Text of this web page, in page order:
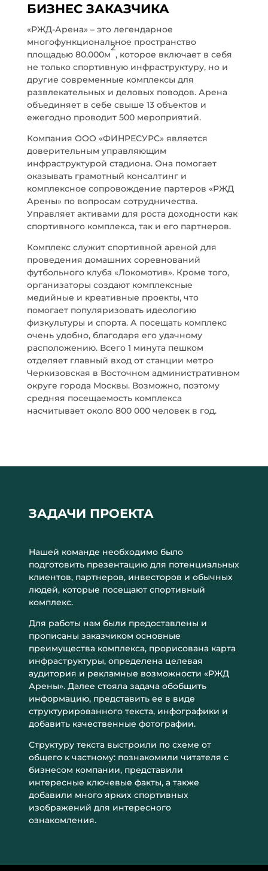
БИЗНЕС ЗАКАЗЧИКА
«РЖД-Арена» – это легендарное
многофункциональное пространство
площадью 80.000м
2
, которое включает в себя
не только спортивную инфраструктуру, но и
другие современные комплексы для
развлекательных и деловых поводов. Арена
объединяет в себе свыше 13 объектов и
ежегодно проводит 500 мероприятий.
Компания ООО «ФИНРЕСУРС» является
доверительным управляющим
инфраструктурой стадиона. Она помогает
оказывать грамотный консалтинг и
комплексное сопровождение партеров «РЖД
Арены» по вопросам сотрудничества.
Управляет активами для роста доходности как
спортивного комплекса, так и его партнеров.
Комплекс служит спортивной ареной для
проведения домашних соревнований
футбольного клуба «Локомотив». Кроме того,
организаторы создают комплексные
медийные и креативные проекты, что
помогает популяризовать идеологию
физкультуры и спорта. А посещать комплекс
очень удобно, благодаря его удачному
расположению. Всего 1 минута пешком
отделяет главный вход от станции метро
Черкизовская в Восточном административном
округе города Москвы. Возможно, поэтому
средняя посещаемость комплекса
насчитывает около 800 000 человек в год.
ЗАДАЧИ ПРОЕКТА
Нашей команде необходимо было
подготовить презентацию для потенциальных
клиентов, партнеров, инвесторов и обычных
людей, которые посещают спортивный
комплекс.
Для работы нам были предоставлены и
прописаны заказчиком основные
преимущества комплекса, прорисована карта
инфраструктуры, определена целевая
аудитория и рекламные возможности «РЖД
Арены». Далее стояла задача обобщить
информацию, представить ее в виде
структурированного текста, инфографики и
добавить качественные фотографии.
Структуру текста выстроили по схеме от
общего к частному: познакомили читателя с
бизнесом компании, представили
интересные ключевые факты, а также
добавили много ярких спортивных
изображений для интересного
ознакомления.